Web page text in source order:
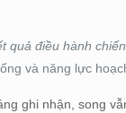
quả điều hành
và năng lực
ghi nhận, song